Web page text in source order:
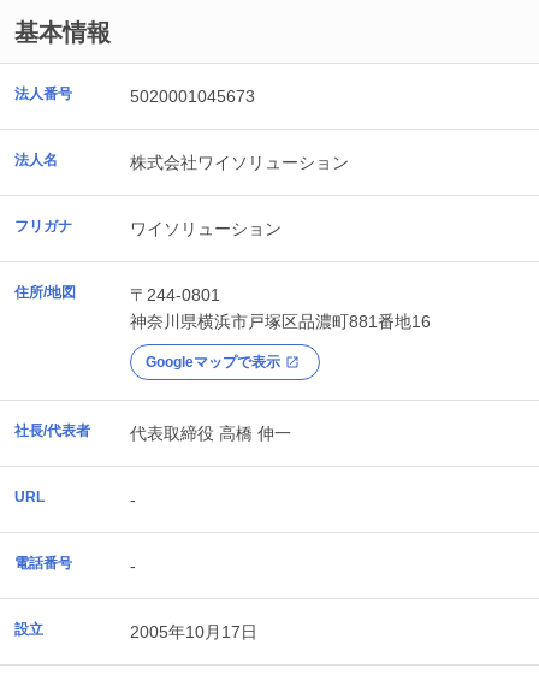
基本情報
法人番号 5020001045673
法人名 株式会社ワイソリューション
フリガナ ワイソリューション
住所/地図
〒244-0801
神奈川県横浜市戸塚区品濃町881番地16
Googleマップで表示
社長/代表者 代表取締役 高橋 伸一
URL -
電話番号 -
設立 2005年10月17日